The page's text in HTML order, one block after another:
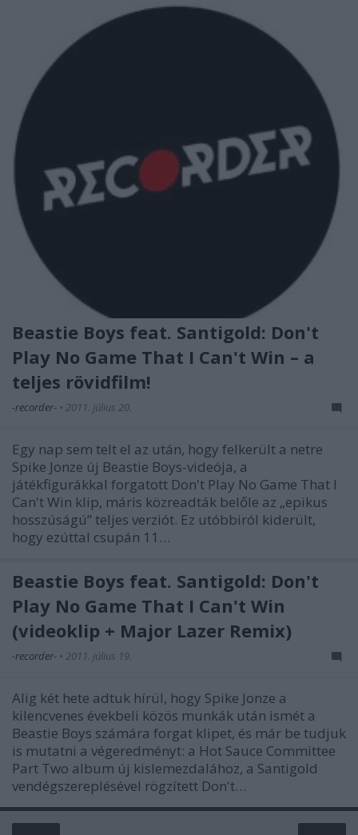
Beastie Boys feat. Santigold: Don't
Play No Game That I Can't Win – a
teljes rövidfilm!
-recorder- • 2011. július 20.
Egy nap sem telt el az után, hogy felkerült a netre
Spike Jonze új Beastie Boys-videója, a
játékfigurákkal forgatott Don't Play No Game That I
Can't Win klip, máris közreadták belőle az „epikus
hosszúságú” teljes verziót. Ez utóbbiról kiderült,
hogy ezúttal csupán 11…
Beastie Boys feat. Santigold: Don't
Play No Game That I Can't Win
(videoklip + Major Lazer Remix)
-recorder- • 2011. július 19.
Alig két hete adtuk hírül, hogy Spike Jonze a
kilencvenes évekbeli közös munkák után ismét a
Beastie Boys számára forgat klipet, és már be tudjuk
is mutatni a végeredményt: a Hot Sauce Committee
Part Two album új kislemezdalához, a Santigold
vendégszereplésével rögzített Don't…